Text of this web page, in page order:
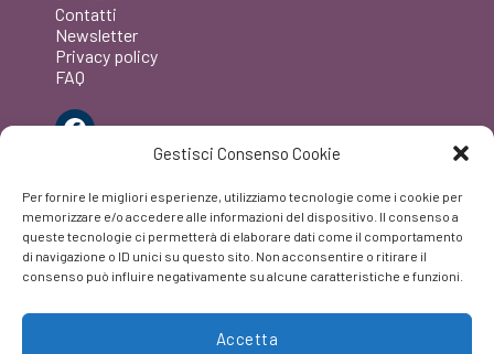
Gestisci Consenso Cookie
Per fornire le migliori esperienze, utilizziamo tecnologie come i cookie per
memorizzare e/o accedere alle informazioni del dispositivo. Il consenso a
queste tecnologie ci permetterà di elaborare dati come il comportamento
di navigazione o ID unici su questo sito. Non acconsentire o ritirare il
consenso può influire negativamente su alcune caratteristiche e funzioni.
Accetta
Contatti
Newsletter
Privacy policy
FAQ